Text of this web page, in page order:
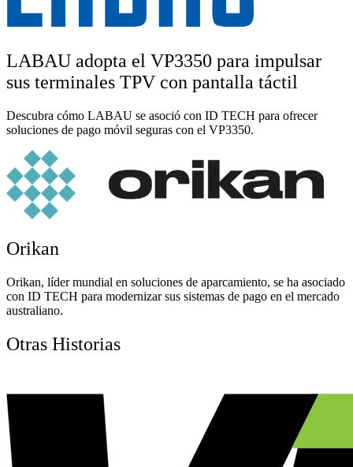
LABAU adopta el VP3350 para impulsar
sus terminales TPV con pantalla táctil
Descubra cómo LABAU se asoció con ID TECH para ofrecer
soluciones de pago móvil seguras con el VP3350.
Orikan
Orikan, líder mundial en soluciones de aparcamiento, se ha asociado
con ID TECH para modernizar sus sistemas de pago en el mercado
australiano.
Otras Historias